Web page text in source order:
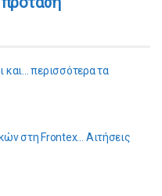
και… περισσότερα τα
στη Frontex… Αιτήσεις